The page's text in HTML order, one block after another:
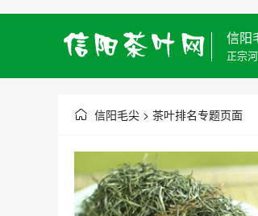
信阳
正宗
信阳毛尖 > 茶叶排名专题页面